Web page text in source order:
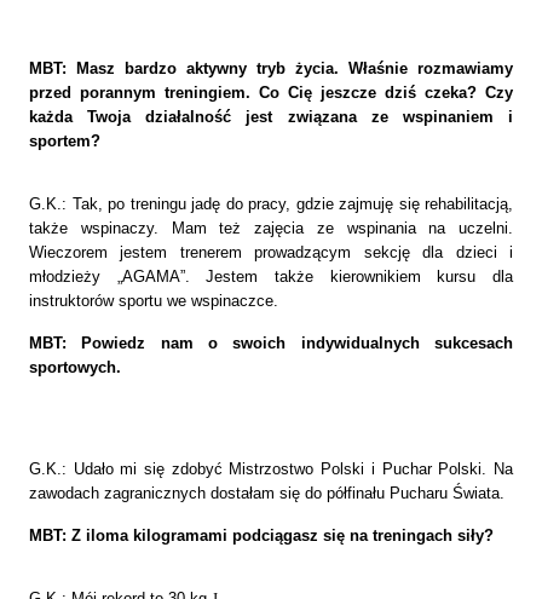
MBT: Masz bardzo aktywny tryb życia. Właśnie rozmawiamy
przed porannym treningiem. Co Cię jeszcze dziś czeka? Czy
każda Twoja działalność jest związana ze wspinaniem i
sportem?
G.K.: Tak, po treningu jadę do pracy, gdzie zajmuję się rehabilitacją,
także wspinaczy. Mam też zajęcia ze wspinania na uczelni.
Wieczorem jestem trenerem prowadzącym sekcję dla dzieci i
młodzieży „AGAMA”. Jestem także kierownikiem kursu dla
instruktorów sportu we wspinaczce.
MBT: Powiedz nam o swoich indywidualnych sukcesach
sportowych.
G.K.: Udało mi się zdobyć Mistrzostwo Polski i Puchar Polski. Na
zawodach zagranicznych dostałam się do półfinału Pucharu Świata.
MBT: Z iloma kilogramami podciągasz się na treningach siły?